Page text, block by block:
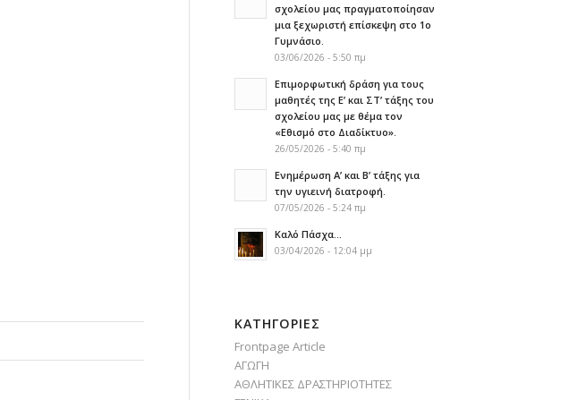
σχολείου μας πραγματοποίησαν
μια ξεχωριστή επίσκεψη στο 1ο
Γυμνάσιο.
03/06/2026 - 5:50 πμ
Επιμορφωτική δράση για τους
μαθητές της Ε’ και ΣΤ’ τάξης του
σχολείου μας με θέμα τον
«Εθισμό στο Διαδίκτυο».
26/05/2026 - 5:40 πμ
Ενημέρωση Α’ και Β’ τάξης για
την υγιεινή διατροφή.
07/05/2026 - 5:24 πμ
Καλό Πάσχα…
03/04/2026 - 12:04 μμ
KΑΤΗΓΟΡΊΕΣ
Frontpage Article
ΑΓΩΓΗ
ΑΘΛΗΤΙΚΕΣ ΔΡΑΣΤΗΡΙΟΤΗΤΕΣ